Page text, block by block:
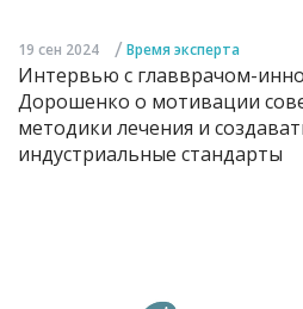
19 сен 2024 / Время эксперта
Интервью с главврачом-
Дорошенко о мотивации
методики лечения и
индустриальные стандарты